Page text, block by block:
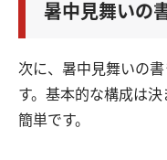
暑中見舞いの
次に、暑中見舞いの
す。基本的な構成は
簡単です。